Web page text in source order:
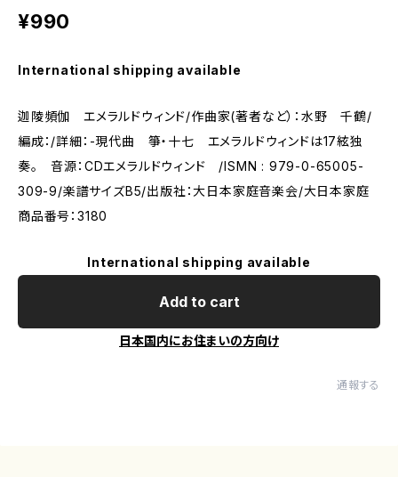
¥990
International shipping available
迦陵頻伽 エメラルドウィンド/作曲家(著者など）：水野 千鶴/
編成：/詳細：-現代曲 箏・十七 エメラルドウィンドは17絃独
奏。 音源：CDエメラルドウィンド /ISMN : 979-0-65005-
309-9/楽譜サイズB5/出版社：大日本家庭音楽会/大日本家庭
商品番号：3180
International shipping available
Add to cart
日本国内にお住まいの方向け
通報する